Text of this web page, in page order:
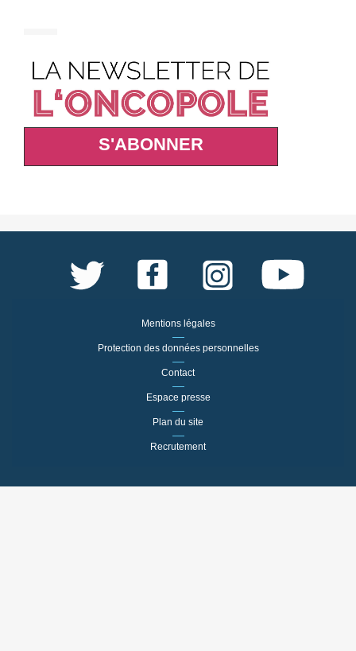
S'ABONNER
Mentions légales
Protection des données personnelles
Contact
Espace presse
Plan du site
Recrutement